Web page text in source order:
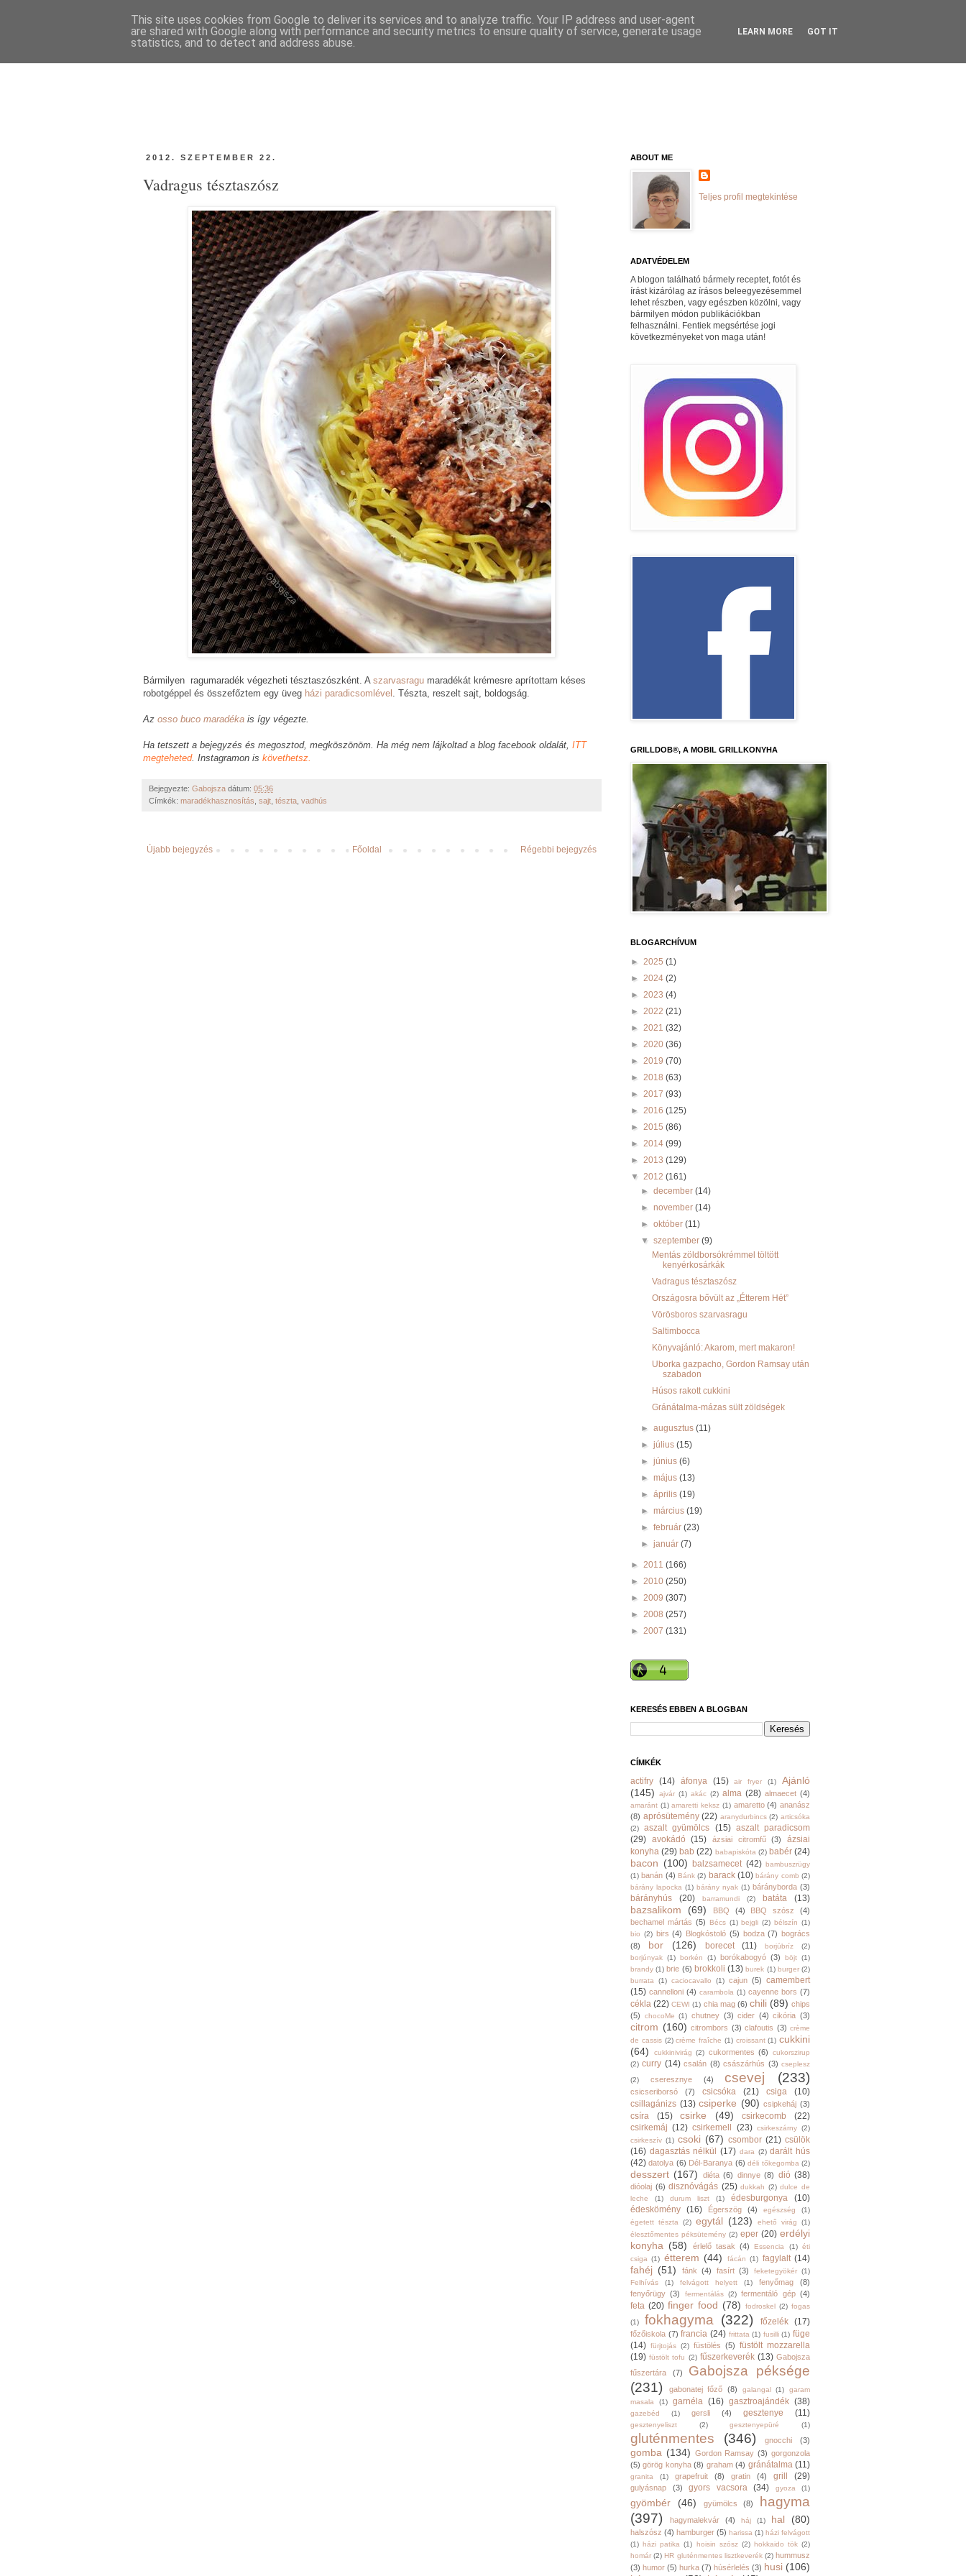
2012. SZEPTEMBER 22.
Vadragus tésztaszósz
Bármilyen ragumaradék végezheti tésztaszószként. A szarvasragu maradékát krémesre aprítottam késes
robotgéppel és összefőztem egy üveg házi paradicsomlével . Tészta, reszelt sajt, boldogság.
Az osso buco maradéka is így végezte.
Ha tetszett a bejegyzés és megosztod, megköszönöm. Ha még nem lájkoltad a blog facebook oldalát, ITT
megteheted. Instagramon is követhetsz.
Bejegyezte: Gabojsza dátum: 05:36
Címkék: maradékhasznosítás sajt tészta vadhús
Újabb bejegyzés Régebbi bejegyzés
Főoldal
ABOUT ME
Teljes profil megtekintése
ADATVÉDELEM
A blogon található bármely receptet, fotót és
írást kizárólag az írásos beleegyezésemmel
lehet részben, vagy egészben közölni, vagy
bármilyen módon publikációkban
felhasználni. Fentiek megsértése jogi
következményeket von maga után!
GRILLDOB®, A MOBIL GRILLKONYHA
BLOGARCHÍVUM
► 2025 (1)
► 2024 (2)
► 2023 (4)
► 2022 (21)
► 2021 (32)
► 2020 (36)
► 2019 (70)
► 2018 (63)
► 2017 (93)
► 2016 (125)
► 2015 (86)
► 2014 (99)
► 2013 (129)
▼ 2012 (161)
►december(14)
►november(14)
►október(11)
▼szeptember(9)
Mentás zöldborsókrémmel töltött
kenyérkosárkák
Vadragus tésztaszósz
Országosra bővült az „Étterem Hét”
Vörösboros szarvasragu
Saltimbocca
Könyvajánló: Akarom, mert makaron!
Uborka gazpacho, Gordon Ramsay után
szabadon
Húsos rakott cukkini
Gránátalma-mázas sült zöldségek
►augusztus(11)
►július(15)
►június(6)
►május(13)
►április(19)
►március(19)
►február(23)
►január(7)
► 2011 (166)
► 2010 (250)
► 2009 (307)
► 2008 (257)
► 2007 (131)
KERESÉS EBBEN A BLOGBAN
CÍMKÉK
actifry (14) áfonya (15) air fryer (1)
Ajánló
(145)
ajvár (1) akác (2) alma (28) almaecet (4)
amaránt (1) amaretti keksz (1) amaretto (4) ananász
(8) aprósütemény (22) aranydurbincs (2) articsóka
(2)
aszalt gyümölcs (15) aszalt paradicsom
(29) avokádó (15) ázsiai citromfű (3)
ázsiai
konyha (29) bab (22) babapiskóta (2) babér (24)
bacon (100) balzsamecet (42) bambuszrügy
(1) banán (4) Bánk (2) barack (10) bárány comb (2)
bárány lapocka (1) bárány nyak (1) bárányborda (3)
bárányhús (20) barramundi (2) batáta (13)
bazsalikom (69) BBQ (4) BBQ szósz
(4)
bechamel mártás (5) Bécs (1) bejgli (2) bélszín (1)
bio (2) birs (4) Blogkóstoló (5) bodza (7) bogrács
(8)
bor (126) borecet (11) borjúbríz
(2)
borjúnyak (1) borkén (1) borókabogyó (3) böjt (1)
brandy (1) brie (6) brokkoli (13) burek (1) burger (2)
burrata
(1) caciocavallo (1) cajun (5) camembert
(15) cannelloni (4) carambola (1) cayenne bors (7)
cékla (22) CEWI (1) chia mag (6) chili (89) chips
(5)
chocoMe (1) chutney (3) cider (4) cikória (3)
citrom (160) citrombors (3) clafoutis (3) crème
de cassis (2) crème fraîche (1) croissant (1) cukkini
(64)
cukkinivirág (2) cukormentes (6)
cukorszirup
(2) curry (14) csalán (8) császárhús (3) cseplesz
(2)
cseresznye (4) csevej (233)
csicseriborsó (7) csicsóka (21) csiga
(10)
csillagánizs (13) csiperke (90) csipkeháj (3)
csíra (15) csirke (49) csirkecomb
(22)
csirkemáj (12) csirkemell (23) csirkeszárny (2)
csirkeszív (1) csoki (67) csombor (21) csülök
(16) dagasztás nélkül (17) dara (2) darált hús
(42) datolya (6) Dél-Baranya (6) déli tőkegomba (2)
desszert (167) diéta (6) dinnye (8) dió (38)
dióolaj (6) disznóvágás (25) dukkah (2) dulce de
leche
(1) durum liszt (1) édesburgonya
(10)
édeskömény (16) Égerszög (4) egészség
(1)
égetett tészta
(2) egytál (123) ehető virág
(1)
élesztőmentes péksütemény (2) eper (20) erdélyi
konyha (58) érlelő tasak (4) Essencia (1) éti
csiga (1) étterem (44) fácán (1) fagylalt (14)
fahéj (51) fánk (4) fasírt (3) feketegyökér (1)
Felhívás
(1) felvágott helyett (1) fenyőmag
(8)
fenyőrügy (3) fermentálás (2) fermentáló gép (4)
feta (20) finger food (78) fodroskel (2) fogas
(1)
fokhagyma (322) főzelék (17)
főzőiskola (7) francia (24) frittata (1) fusilli (1) füge
(14) fürjtojás (2) füstölés (5) füstölt mozzarella
(19) füstölt tofu (2) fűszerkeverék (13) Gabojsza
fűszertára
(7)
Gabojsza péksége
(231)
gabonatej főző (8) galangal (1)
garam
masala
(1) garnéla (16) gasztroajándék (38)
gazebéd (1) gersli (4) gesztenye (11)
gesztenyeliszt (2) gesztenyepüré (1)
gluténmentes (346) gnocchi (3)
gomba (134) Gordon Ramsay (3) gorgonzola
(5) görög konyha (8) graham (4) gránátalma (11)
granita (1) grapefruit (8) gratin (4) grill (29)
gulyásnap (3) gyors vacsora (34) gyoza (1)
gyömbér (46) gyümölcs (8)
hagyma
(397)
hagymalekvár (4) háj (1) hal (80)
halszósz (4) hamburger (5) harissa (1) házi felvágott
(1) házi patika (1) hoisin szósz (2) hokkaido tök (2)
homár (2) HR gluténmentes lisztkeverék (2) hummusz
(3) humor (5) hurka (7) húsérlelés (3) husi (106)
This site uses cookies from Google to deliver its services and to analyze traffic. Your IP address and user-agent
are shared with Google along with performance and security metrics to ensure quality of service, generate usage
statistics, and to detect and address abuse.
LEARN MORE GOT IT